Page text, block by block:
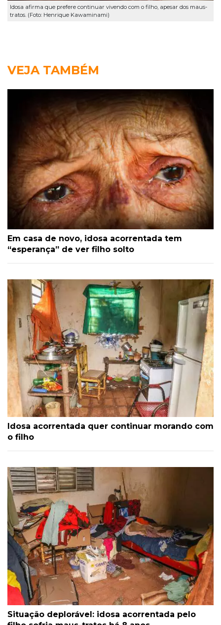
Idosa afirma que prefere continuar vivendo com o filho, apesar dos maus-
tratos. (Foto: Henrique Kawaminami)
VEJA TAMBÉM
Em casa de novo, idosa acorrentada tem
“esperança” de ver filho solto
Idosa acorrentada quer continuar morando com
o filho
Situação deplorável: idosa acorrentada pelo